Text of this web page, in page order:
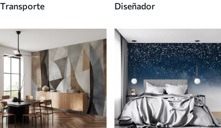
Transporte Diseñador